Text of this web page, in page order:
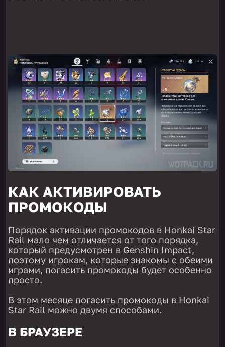
КАК АКТИВИРОВАТЬ
ПРОМОКОДЫ
Порядок активации промокодов в Honkai Star
Rail мало чем отличается от того порядка,
который предусмотрен в Genshin Impact,
поэтому игрокам, которые знакомы с обеими
играми, погасить промокоды будет особенно
просто.
В этом месяце погасить промокоды в Honkai
Star Rail можно двумя способами.
В БРАУЗЕРЕ